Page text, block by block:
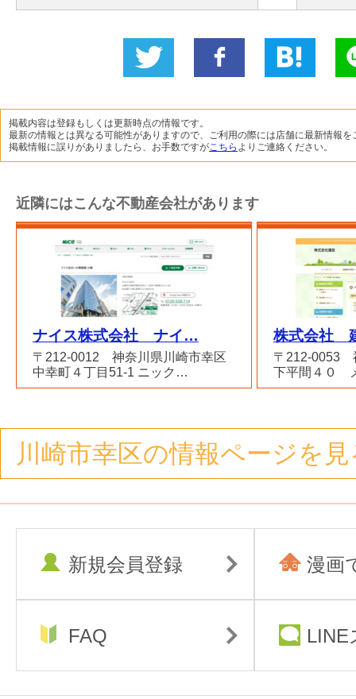
に投稿
ね！
掲載内容は登録もしくは更新時点の情報です。
最新の情報とは異なる可能性がありますので、ご利用の際には店舗に最新情報を
掲載情報に誤りがありましたら、お手数ですが こちら よりご連絡ください。
近隣にはこんな不動産会社があります
ナイス株式会社 ナイ…
〒212-0012 神奈川県川崎市幸区
中幸町４丁目51-1 ニック…
株式会社
〒212-0053
下平間４０
川崎市幸区の情報ページを
新規会員登録 漫画
FAQ LINE